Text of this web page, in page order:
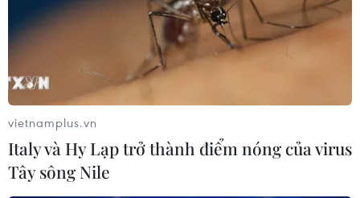
vietnamplus.vn
Italy và Hy Lạp trở thành điểm nóng của virus
Tây sông Nile